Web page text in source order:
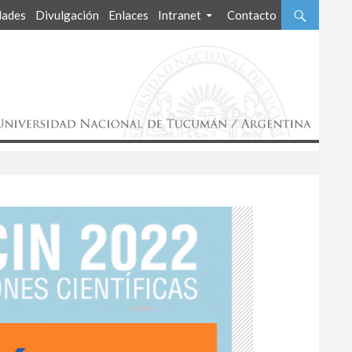
Divulgación Enlaces Intranet Contacto